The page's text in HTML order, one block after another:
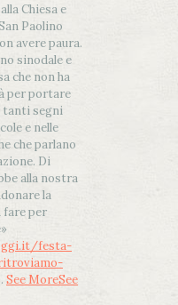
Chiesa e
Paolino
avere paura.
sinodale e
che non ha
per portare
tanti segni
e nelle
che parlano
Di
alla nostra
la
fare per
festa-
See MoreSee